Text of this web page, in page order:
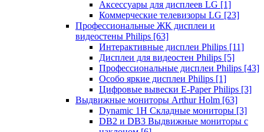
Аксессуары для дисплеев LG [1]
Коммерческие телевизоры LG [23]
Профессиональные ЖК дисплеи и
видеостены Philips [63]
Интерактивные дисплеи Philips [11]
Дисплеи для видеостен Philips [5]
Профессиональные дисплеи Philips [43]
Особо яркие дисплеи Philips [1]
Цифровые вывески E-Paper Philips [3]
Выдвижные мониторы Arthur Holm [63]
Dynamic 1Н Складные мониторы [3]
DB2 и DB3 Выдвижные мониторы с